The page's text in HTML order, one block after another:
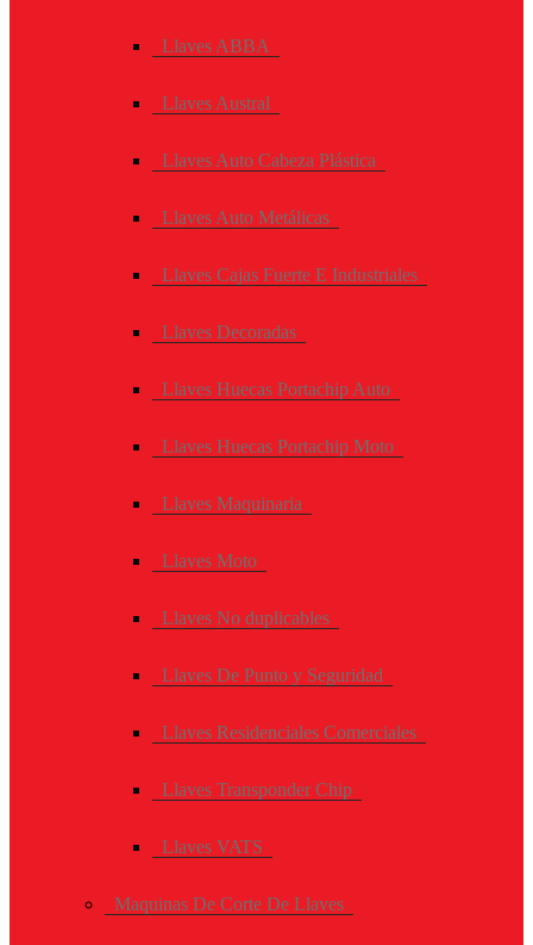
Llaves ABBA
Llaves Austral
Llaves Auto Cabeza Plástica
Llaves Auto Metálicas
Llaves Cajas Fuerte E Industriales
Llaves Decoradas
Llaves Huecas Portachip Auto
Llaves Huecas Portachip Moto
Llaves Maquinaria
Llaves Moto
Llaves No duplicables
Llaves De Punto y Seguridad
Llaves Residenciales Comerciales
Llaves Transponder Chip
Llaves VATS
Maquinas De Corte De Llaves